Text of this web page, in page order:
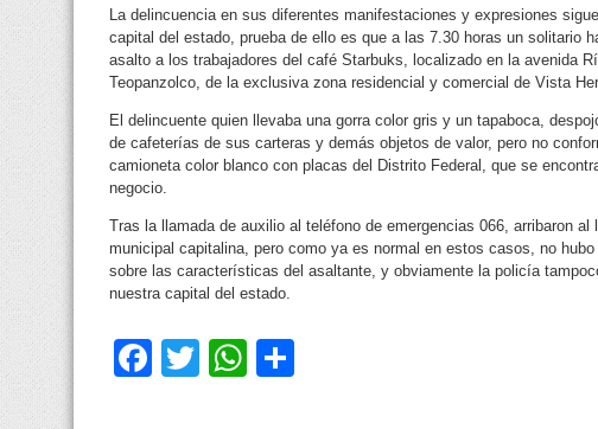
La delincuencia en sus diferentes manifestaciones y expresiones
capital del estado, prueba de ello es que a las 7.30 horas un solitario
asalto a los trabajadores del café Starbuks, localizado en la avenida
Teopanzolco, de la exclusiva zona residencial y comercial de Vista
El delincuente quien llevaba una gorra color gris y un tapaboca,
de cafeterías de sus carteras y demás objetos de valor, pero no
camioneta color blanco con placas del Distrito Federal, que se
negocio.
Tras la llamada de auxilio al teléfono de emergencias 066, arribaron
municipal capitalina, pero como ya es normal en estos casos, no
sobre las características del asaltante, y obviamente la policía
nuestra capital del estado.
Facebook
TwitterWhatsApp